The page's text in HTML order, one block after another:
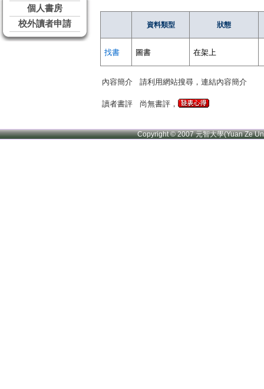
個人書房
校外讀者申請
資料類型 狀態
找書 圖書 在架上
內容簡介 請利用網站搜尋，連結內容簡介
讀者書評 尚無書評，
Copyright © 2007 元智大學(Yuan Ze